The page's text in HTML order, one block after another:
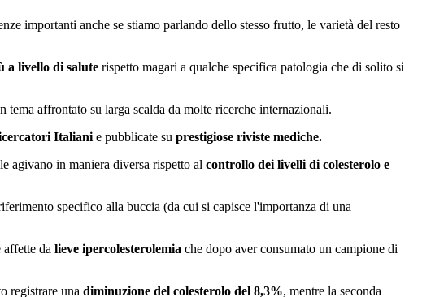
importanti anche se stiamo parlando dello stesso frutto, le varietà del resto
a livello di salute rispetto magari a qualche specifica patologia che di solito si
tema affrontato su larga scalda da molte ricerche internazionali.
Italianie pubblicate su prestigiose riviste mediche.
agivano in maniera diversa rispetto al controllo dei livelli di colesterolo e
specifico alla buccia (da cui si capisce l'importanza di una
affette da lieve ipercolesterolemia che dopo aver consumato un campione di
registrare una diminuzione del colesterolo del 8,3%, mentre la seconda